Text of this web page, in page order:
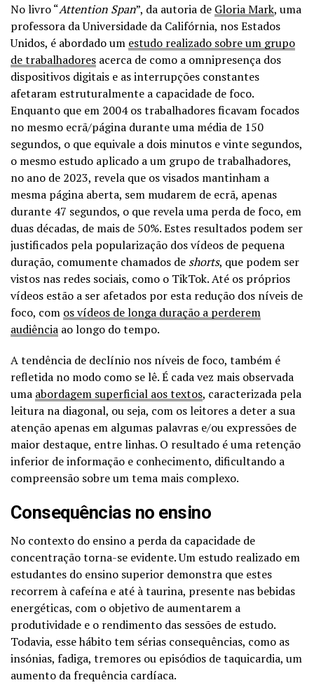
No livro “Attention Span”, da autoria de Gloria Mark, uma
professora da Universidade da Califórnia, nos Estados
Unidos, é abordado um estudo realizado sobre um grupo
de trabalhadores acerca de como a omnipresença dos
dispositivos digitais e as interrupções constantes
afetaram estruturalmente a capacidade de foco.
Enquanto que em 2004 os trabalhadores ficavam focados
no mesmo ecrã/página durante uma média de 150
segundos, o que equivale a dois minutos e vinte segundos,
o mesmo estudo aplicado a um grupo de trabalhadores,
no ano de 2023, revela que os visados mantinham a
mesma página aberta, sem mudarem de ecrã, apenas
durante 47 segundos, o que revela uma perda de foco, em
duas décadas, de mais de 50%. Estes resultados podem ser
justificados pela popularização dos vídeos de pequena
duração, comumente chamados de shorts, que podem ser
vistos nas redes sociais, como o TikTok. Até os próprios
vídeos estão a ser afetados por esta redução dos níveis de
foco, com os vídeos de longa duração a perderem
audiência ao longo do tempo.
A tendência de declínio nos níveis de foco, também é
refletida no modo como se lê. É cada vez mais observada
uma abordagem superficial aos textos, caracterizada pela
leitura na diagonal, ou seja, com os leitores a deter a sua
atenção apenas em algumas palavras e/ou expressões de
maior destaque, entre linhas. O resultado é uma retenção
inferior de informação e conhecimento, dificultando a
compreensão sobre um tema mais complexo.
Consequências no ensino
No contexto do ensino a perda da capacidade de
concentração torna-se evidente. Um estudo realizado em
estudantes do ensino superior demonstra que estes
recorrem à cafeína e até à taurina, presente nas bebidas
energéticas, com o objetivo de aumentarem a
produtividade e o rendimento das sessões de estudo.
Todavia, esse hábito tem sérias consequências, como as
insónias, fadiga, tremores ou episódios de taquicardia, um
aumento da frequência cardíaca.